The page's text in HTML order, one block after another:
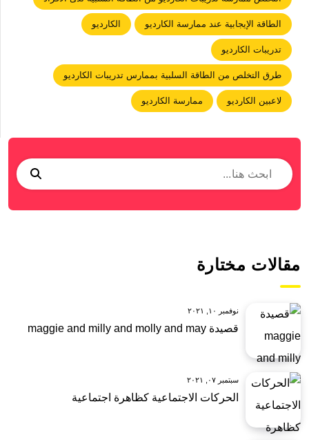
الطاقة الإيجابية عند ممارسة الكارديو الكارديو
تدريبات الكارديو
طرق التخلص من الطاقة السلبية بممارس تدريبات الكارديو
لاعبين الكارديو ممارسة الكارديو
مقالات مختارة
نوفمبر ١٠, ٢٠٢١
قصيدة maggie and milly and molly and may
سبتمبر ٠٧, ٢٠٢١
الحركات الاجتماعية كظاهرة اجتماعية